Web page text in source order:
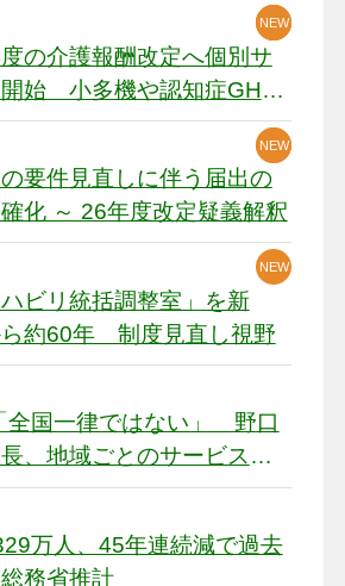
の介護報酬改定へ個別サ
始 小多機や認知症GH、
に危機感
NEW
NEW
NEW
の要件見直しに伴う届出の
化 ～ 26年度改定疑義解釈
NEW
NEW
ビリ統括調整室」を新
約60年 制度見直し視野
NEW
全国一律ではない」 野口
、地域ごとのサービス基
万人、45年連続減で過去
務省推計